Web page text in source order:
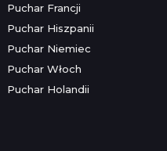
Puchar Francji
Puchar Hiszpanii
Puchar Niemiec
Puchar Włoch
Puchar Holandii